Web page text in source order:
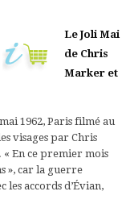
Le Joli Mai
de Chris
Marker et
1962, Paris filmé au
visages par Chris
En ce premier mois
», car la guerre
les accords d’Évian,